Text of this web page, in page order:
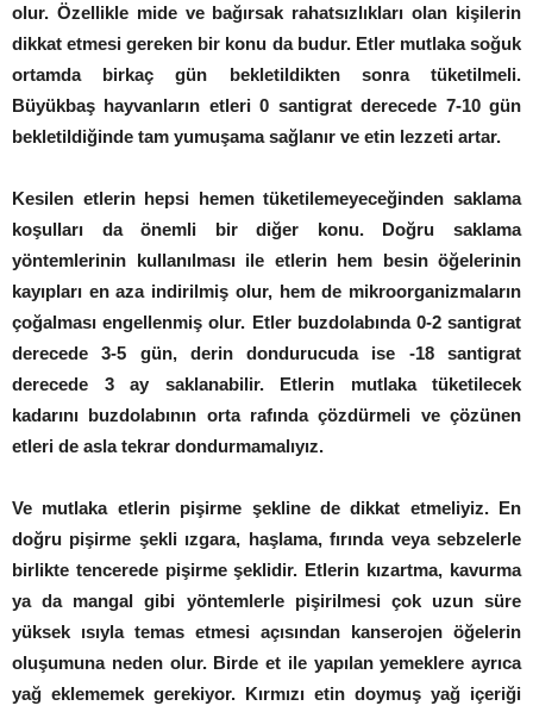
olur. Özellikle mide ve bağırsak rahatsızlıkları olan kişilerin
dikkat etmesi gereken bir konu da budur. Etler mutlaka soğuk
ortamda birkaç gün bekletildikten sonra tüketilmeli.
Büyükbaş hayvanların etleri 0 santigrat derecede 7-10 gün
bekletildiğinde tam yumuşama sağlanır ve etin lezzeti artar.
Kesilen etlerin hepsi hemen tüketilemeyeceğinden saklama
koşulları da önemli bir diğer konu. Doğru saklama
yöntemlerinin kullanılması ile etlerin hem besin öğelerinin
kayıpları en aza indirilmiş olur, hem de mikroorganizmaların
çoğalması engellenmiş olur. Etler buzdolabında 0-2 santigrat
derecede 3-5 gün, derin dondurucuda ise -18 santigrat
derecede 3 ay saklanabilir. Etlerin mutlaka tüketilecek
kadarını buzdolabının orta rafında çözdürmeli ve çözünen
etleri de asla tekrar dondurmamalıyız.
Ve mutlaka etlerin pişirme şekline de dikkat etmeliyiz. En
doğru pişirme şekli ızgara, haşlama, fırında veya sebzelerle
birlikte tencerede pişirme şeklidir. Etlerin kızartma, kavurma
ya da mangal gibi yöntemlerle pişirilmesi çok uzun süre
yüksek ısıyla temas etmesi açısından kanserojen öğelerin
oluşumuna neden olur. Birde et ile yapılan yemeklere ayrıca
yağ eklememek gerekiyor. Kırmızı etin doymuş yağ içeriği